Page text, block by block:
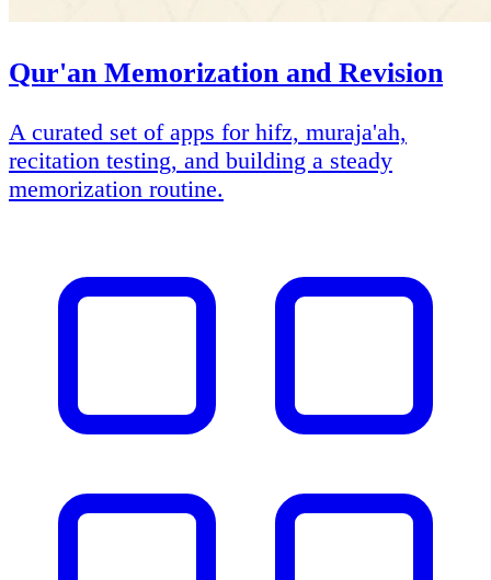
Qur'an Memorization and Revision
A curated set of apps for hifz, muraja'ah,
recitation testing, and building a steady
memorization routine.